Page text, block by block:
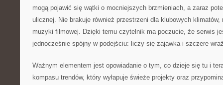
mogą pojawić się wątki o mocniejszych brzmieniach, a zaraz
ulicznej. Nie brakuje również przestrzeni dla klubowych klimatów,
muzyki filmowej. Dzięki temu czytelnik ma poczucie, że serwis
jednocześnie spójny w podejściu: liczy się zajawka i szczere
Ważnym elementem jest opowiadanie o tym, co dzieje się tu i
kompasu trendów, który wyłapuje świeże projekty oraz